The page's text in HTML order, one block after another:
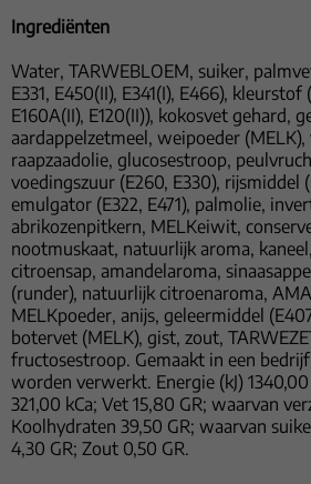
Ingrediënten
Water, TARWEBLOEM, suiker,
E331, E450(II), E341(I), E466), kleurstof
E160A(II), E120(II)), kokosvet gehard,
aardappelzetmeel, weipoeder (MELK),
raapzaadolie, glucosestroop,
voedingszuur (E260, E330), rijsmiddel
emulgator (E322, E471), palmolie,
abrikozenpitkern, MELKeiwit,
nootmuskaat, natuurlijk aroma,
citroensap, amandelaroma,
(runder), natuurlijk citroenaroma,
MELKpoeder, anijs, geleermiddel
botervet (MELK), gist, zout,
fructosestroop. Gemaakt in een
worden verwerkt. Energie (kJ)
321,00 kCa; Vet 15,80 GR; waarvan
Koolhydraten 39,50 GR; waarvan
4,30 GR; Zout 0,50 GR.